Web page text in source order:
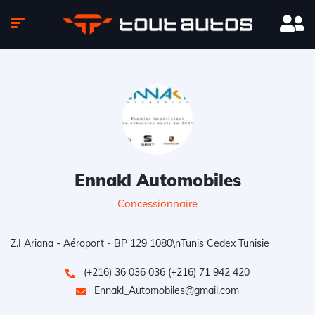
Ennakl Automobiles
Concessionnaire
Z.I Ariana - Aéroport - BP 129 1080\nTunis Cedex Tunisie
(+216) 36 036 036 (+216) 71 942 420
Ennakl_Automobiles@gmail.com